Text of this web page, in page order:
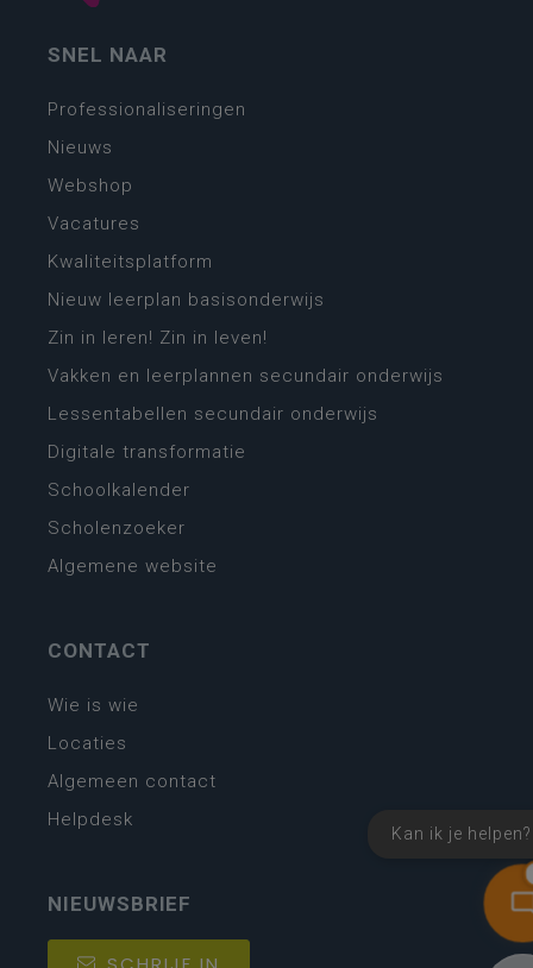
Kan ik je helpen?
SNEL NAAR
Professionaliseringen
Nieuws
Webshop
Vacatures
Kwaliteitsplatform
Nieuw leerplan basisonderwijs
Zin in leren! Zin in leven!
Vakken en leerplannen secundair onderwijs
Lessentabellen secundair onderwijs
Digitale transformatie
Schoolkalender
Scholenzoeker
Algemene website
CONTACT
Wie is wie
Locaties
Algemeen contact
Helpdesk
NIEUWSBRIEF